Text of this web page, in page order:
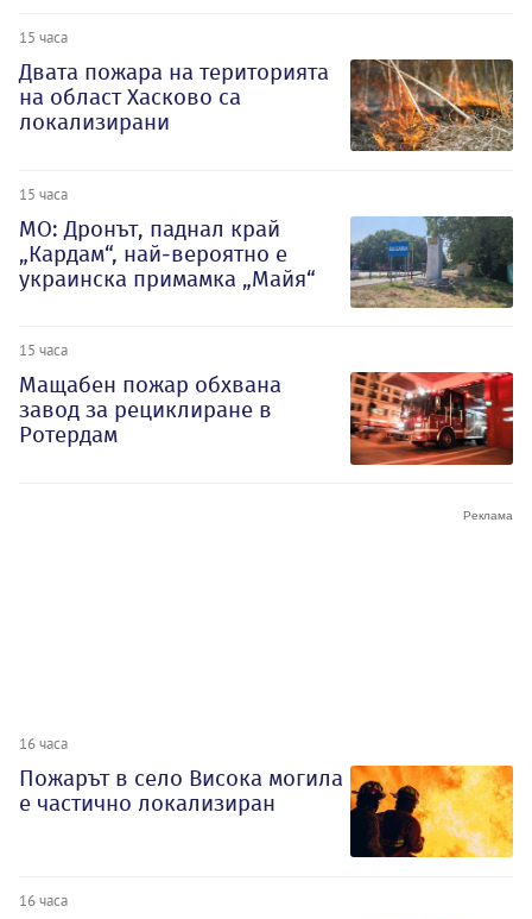
15 часа
Двата пожара на територията
на област Хасково са
локализирани
15 часа
МО: Дронът, паднал край
„Кардам“, най-вероятно е
украинска примамка „Майя“
15 часа
Мащабен пожар обхвана
завод за рециклиране в
Ротердам
16 часа
Пожарът в село Висока могила
е частично локализиран
16 часа